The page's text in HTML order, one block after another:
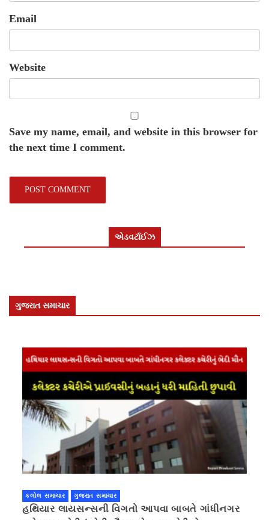
Email
Website
Save my name, email, and website in this browser for
the next time I comment.
એડવર્ટાઈઝ
ગુજરાત સમાચાર
કલોલ સમાચાર ગુજરાત સમાચાર
હથિયાર લાયસન્સની વિગતો આપવા બાબતે ગાંધીનગર